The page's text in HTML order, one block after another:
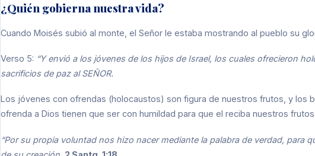
¿Quién gobierna nuestra vida?
Cuando Moisés subió al monte, el Señor le estaba mostrando al pueblo su
Verso 5: “Y envió a los jóvenes de los hijos de Israel, los cuales ofrecieron
sacrificios de paz al SEÑOR.
Los jóvenes con ofrendas (holocaustos) son figura de nuestros frutos, y los
ofrenda a Dios tienen que ser con humildad para que el reciba nuestros frutos.
“Por su propia voluntad nos hizo nacer mediante la palabra de verdad, para